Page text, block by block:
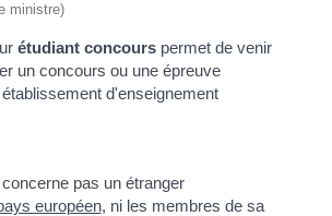
ministre)
étudiant concours permet de venir
un concours ou une épreuve
d'enseignement
pas un étranger
européen, ni les membres de sa